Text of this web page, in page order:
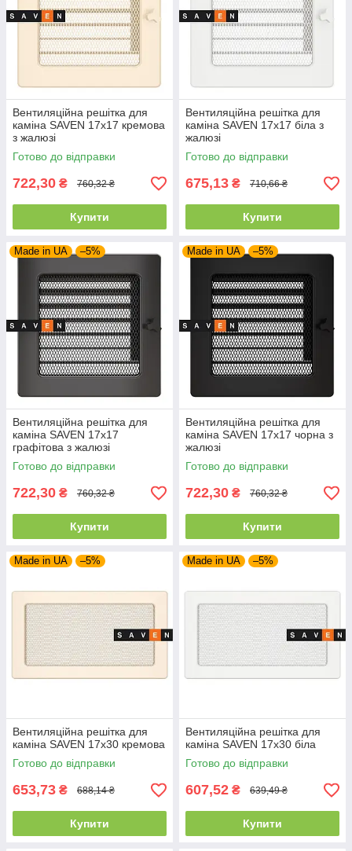
Вентиляційна решітка для
каміна SAVEN 17х17 кремова
з жалюзі
Готово до відправки
722,30 ₴ 760,32 ₴
Купити
Вентиляційна решітка для
каміна SAVEN 17х17 біла з
жалюзі
Готово до відправки
675,13 ₴ 710,66 ₴
Купити
Made in UA –5%
Вентиляційна решітка для
каміна SAVEN 17х17
графітова з жалюзі
Готово до відправки
722,30 ₴ 760,32 ₴
Купити
Made in UA –5%
Вентиляційна решітка для
каміна SAVEN 17х17 чорна з
жалюзі
Готово до відправки
722,30 ₴ 760,32 ₴
Купити
Made in UA –5%
Вентиляційна решітка для
каміна SAVEN 17х30 кремова
Готово до відправки
653,73 ₴ 688,14 ₴
Купити
Made in UA –5%
Вентиляційна решітка для
каміна SAVEN 17х30 біла
Готово до відправки
607,52 ₴ 639,49 ₴
Купити